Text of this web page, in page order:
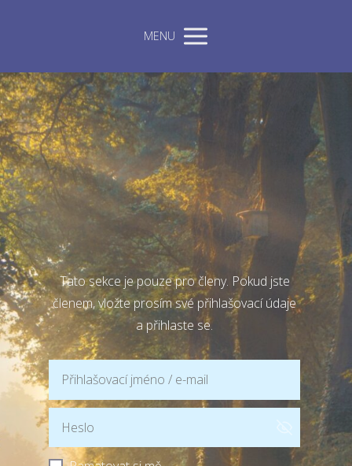
MENU
Tato sekce je pouze pro členy. Pokud jste
členem, vložte prosím své přihlašovací údaje
a přihlaste se.